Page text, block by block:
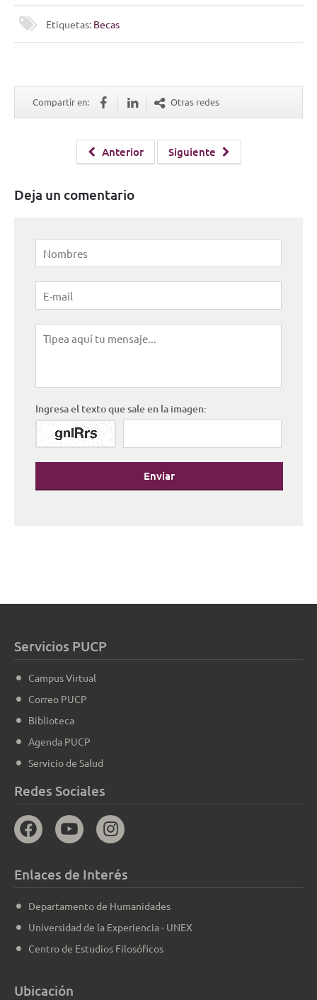
Etiquetas: Becas
Compartir en: Otras redes
Anterior Siguiente
Deja un comentario
Ingresa el texto que sale en la imagen:
Enviar
Servicios PUCP
Campus Virtual
Correo PUCP
Biblioteca
Agenda PUCP
Servicio de Salud
Redes Sociales
Enlaces de Interés
Departamento de Humanidades
Universidad de la Experiencia - UNEX
Centro de Estudios Filosóficos
Ubicación